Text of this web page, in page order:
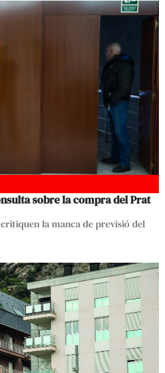
sobre la compra del Prat
la manca de previsió del